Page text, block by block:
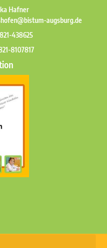
Hafner
augsburg.de
438625
8107817